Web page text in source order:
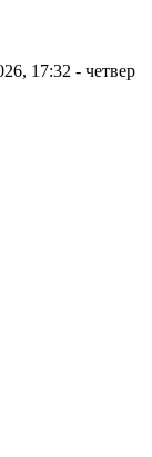
17:32 - четвер